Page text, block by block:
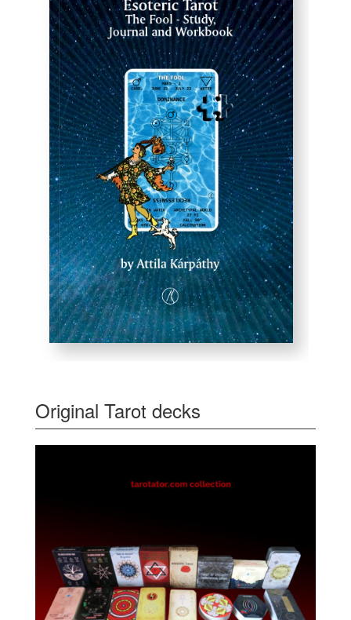
Original Tarot decks